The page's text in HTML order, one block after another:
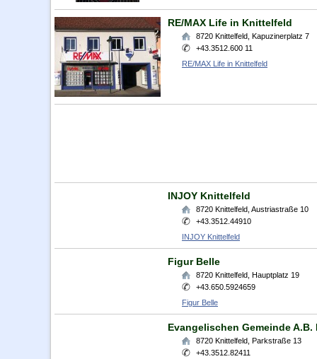
RE/MAX Life in Knittelfeld
8720 Knittelfeld Kapuzinerplatz 7
+43.3512.600 11
RE/MAX Life in Knittelfeld
INJOY Knittelfeld
8720 Knittelfeld Austriastraße 10
+43.3512.44910
INJOY Knittelfeld
Figur Belle
8720 Knittelfeld Hauptplatz 19
+43.650.5924659
Figur Belle
Evangelischen Gemeinde
8720 Knittelfeld Parkstraße 13
+43.3512.82411